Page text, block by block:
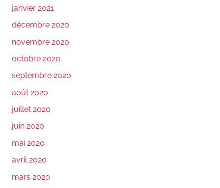
janvier 2021
décembre 2020
novembre 2020
octobre 2020
septembre 2020
août 2020
juillet 2020
juin 2020
mai 2020
avril 2020
mars 2020